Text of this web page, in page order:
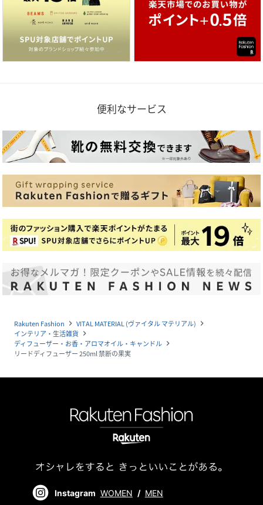
便利なサービス
Rakuten Fashion navigate_next VITAL MATERIAL (ヴァイタル マテリアル) navigate_next
インテリア・生活雑貨 navigate_next
ディフューザー・お香・アロマオイル・キャンドル navigate_next
リードディフューザー 250ml 禁断の果実
Instagram WOMEN / MEN